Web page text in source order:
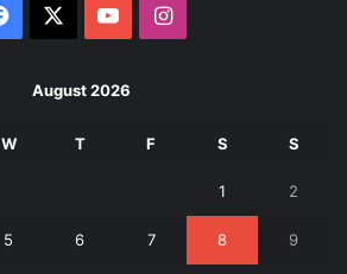
Facebook YouTubeInstagram
August 2026
W T F S S
1 2
5 6 7 8 9